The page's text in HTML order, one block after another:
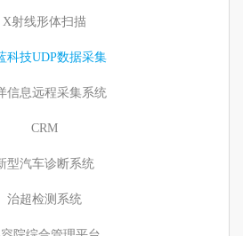
X射线形体扫描
科技UDP数据采集
信息远程采集系统
CRM
型汽车诊断系统
治超检测系统